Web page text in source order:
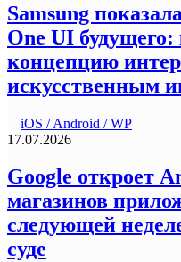
Samsung
One UI
концепцию
искусственным
iOS / Android / WP
17.07.2026
Google откроет
магазинов
следующей
суде